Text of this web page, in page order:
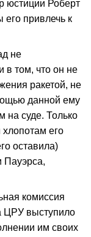
юстиции Роберт
его привлечь к
не
в том, что он не
ракетой, не
данной ему
на суде. Только
хлопотам его
оставила)
Пауэрса,
комиссия
ЦРУ выступило
им своих